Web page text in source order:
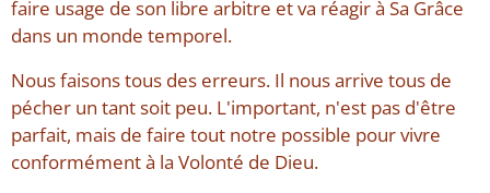
faire usage de son libre arbitre et va réagir à Sa Grâce
dans un monde temporel.
Nous faisons tous des erreurs. Il nous arrive tous de
pécher un tant soit peu. L'important, n'est pas d'être
parfait, mais de faire tout notre possible pour vivre
conformément à la Volonté de Dieu.